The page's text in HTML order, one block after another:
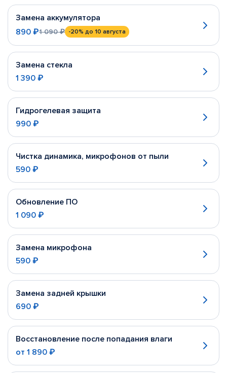
Замена аккумулятора
890 ₽1 090 ₽ -20% до 10 августа
Замена стекла
1 390 ₽
Гидрогелевая защита
990 ₽
Чистка динамика, микрофонов от пыли
590 ₽
Обновление ПО
1 090 ₽
Замена микрофона
590 ₽
Замена задней крышки
690 ₽
Восстановление после попадания влаги
от 1 890 ₽